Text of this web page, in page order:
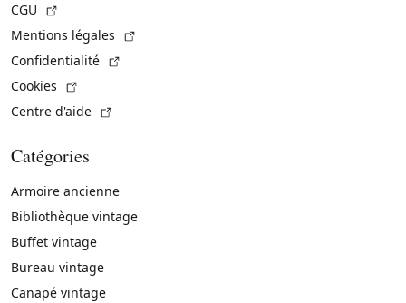
CGU
Mentions légales
Confidentialité
Cookies
Centre d'aide
Catégories
Armoire ancienne
Bibliothèque vintage
Buffet vintage
Bureau vintage
Canapé vintage